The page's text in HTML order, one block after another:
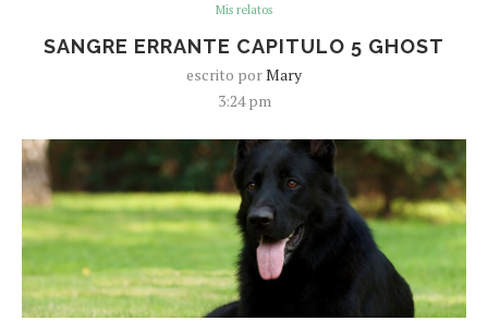
Mis relatos
SANGRE ERRANTE CAPITULO 5 GHOST
escrito porMary
3:24 pm